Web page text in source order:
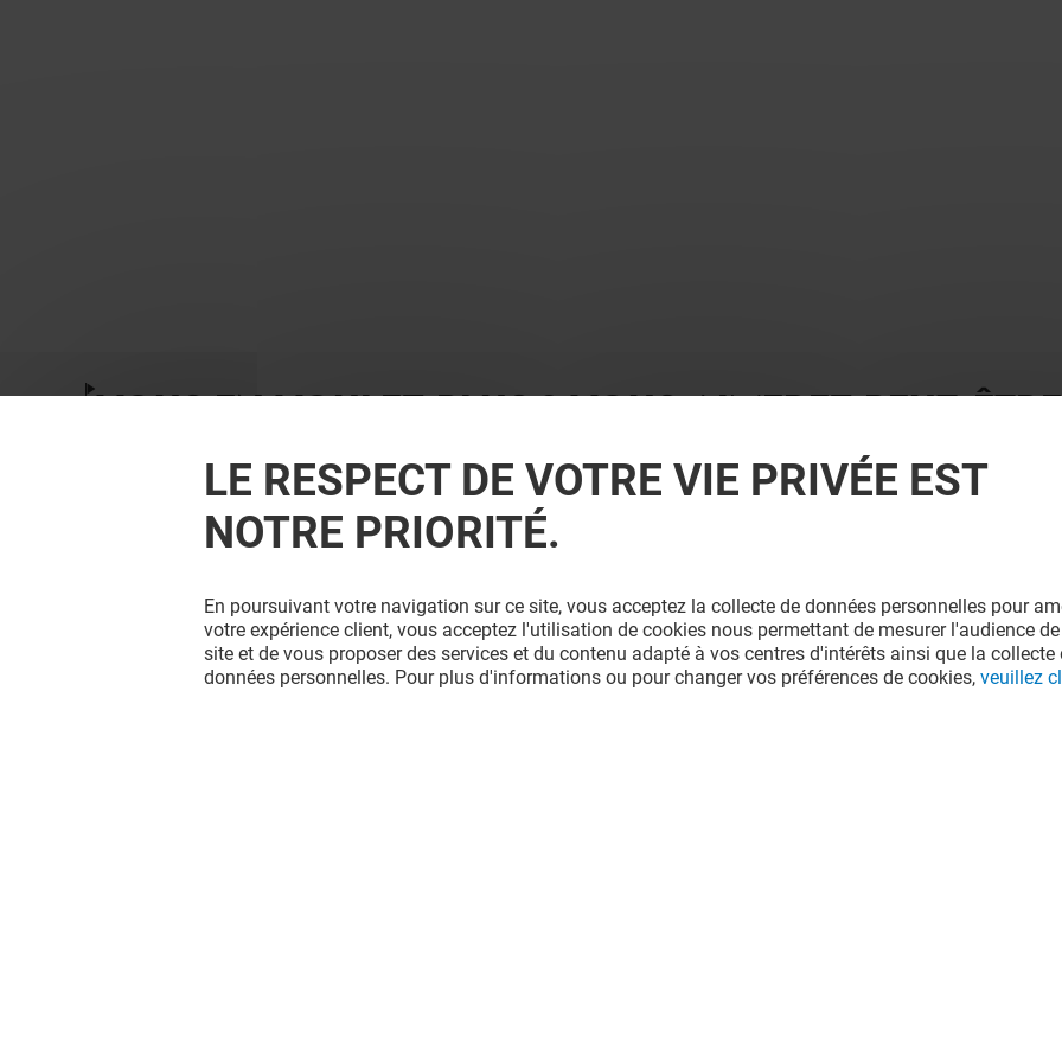
VOUS EN VOULEZ PLUS ? VOUS AIMEREZ PEUT-ÊTRE
LE RESPECT DE VOTRE VIE PRIVÉE EST
NOTRE PRIORITÉ.
En poursuivant votre navigation sur ce site, vous acceptez la collecte de données personnelles pour
votre expérience client, vous acceptez l'utilisation de cookies nous permettant de mesurer l'audience
site et de vous proposer des services et du contenu adapté à vos centres d'intérêts ainsi que la collecte
données personnelles. Pour plus d'informations ou pour changer vos préférences de cookies, veuillez